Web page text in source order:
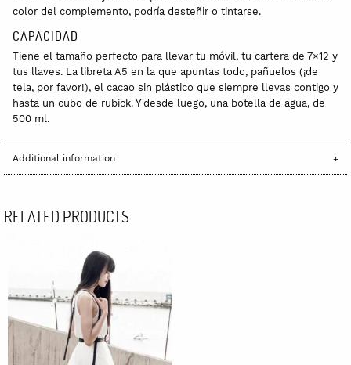
color del complemento, podría desteñir o tintarse.
CAPACIDAD
Tiene el tamaño perfecto para llevar tu móvil, tu cartera de 7×12 y
tus llaves. La libreta A5 en la que apuntas todo, pañuelos (¡de
tela, por favor!), el cacao sin plástico que siempre llevas contigo y
hasta un cubo de rubick. Y desde luego, una botella de agua, de
500 ml.
Additional information
RELATED PRODUCTS